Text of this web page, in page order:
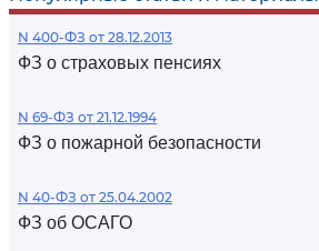
N 400-ФЗ от 28.12.2013
ФЗ о страховых пенсиях
N 69-ФЗ от 21.12.1994
ФЗ о пожарной безопасности
N 40-ФЗ от 25.04.2002
ФЗ об ОСАГО